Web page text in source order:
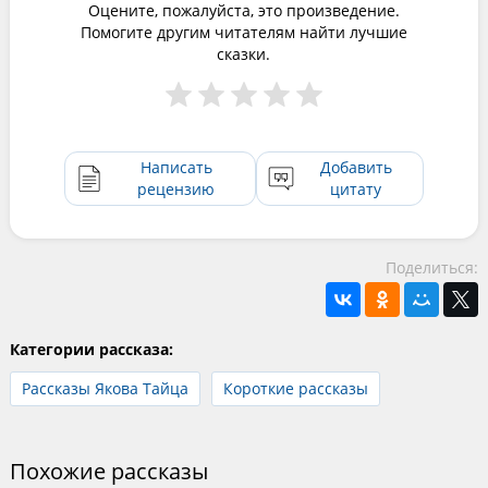
Оцените, пожалуйста, это произведение.
Помогите другим читателям найти лучшие
сказки.
Написать
рецензию
Добавить
цитату
Поделиться:
Категории рассказа:
Рассказы Якова Тайца
Короткие рассказы
Похожие рассказы